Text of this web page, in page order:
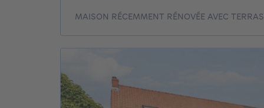
MAISON RÉCEMMENT RÉNOVÉE AVEC